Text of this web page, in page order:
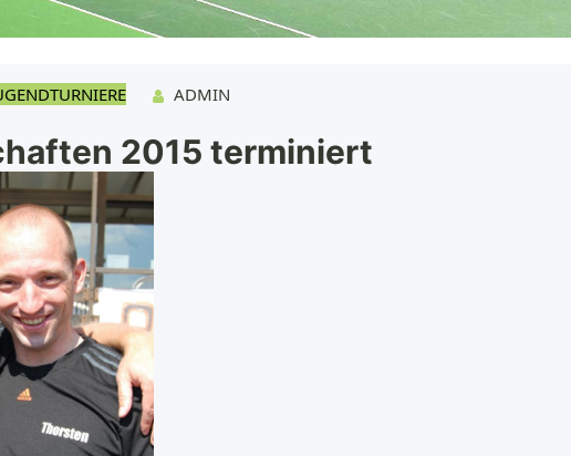
ADMIN
2015 terminiert